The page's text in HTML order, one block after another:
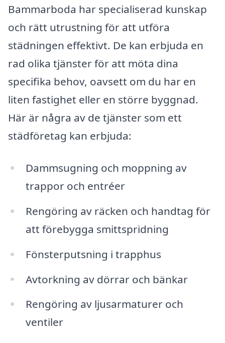
Bammarboda har specialiserad kunskap
och rätt utrustning för att utföra
städningen effektivt. De kan erbjuda en
rad olika tjänster för att möta dina
specifika behov, oavsett om du har en
liten fastighet eller en större byggnad.
Här är några av de tjänster som ett
städföretag kan erbjuda:
Dammsugning och moppning av
trappor och entréer
Rengöring av räcken och handtag för
att förebygga smittspridning
Fönsterputsning i trapphus
Avtorkning av dörrar och bänkar
Rengöring av ljusarmaturer och
ventiler